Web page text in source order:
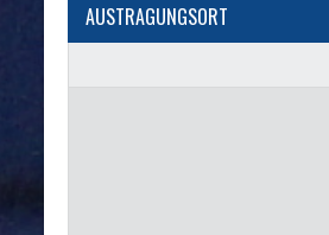
AUSTRAGUNGSORT